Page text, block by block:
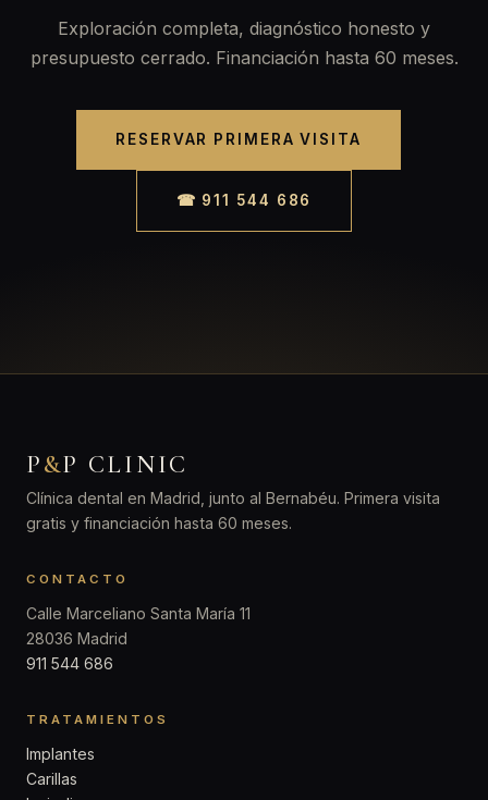
Exploración completa, diagnóstico honesto y
presupuesto cerrado. Financiación hasta 60 meses.
RESERVAR PRIMERA VISITA
☎ 911 544 686
P&P CLINIC
Clínica dental en Madrid, junto al Bernabéu. Primera visita
gratis y financiación hasta 60 meses.
CONTACTO
Calle Marceliano Santa María 11
28036 Madrid
911 544 686
TRATAMIENTOS
Implantes
Carillas